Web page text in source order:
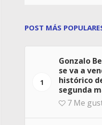
POST MÁS
1
Gonzalo
se va a
histórico
segunda
7 Me